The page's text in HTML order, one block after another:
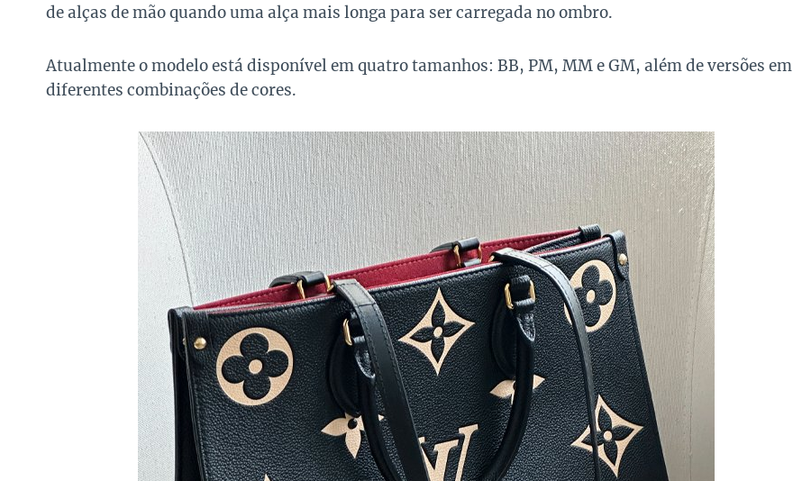
de alças de mão quando uma alça mais longa para ser carregada no ombro.
Atualmente o modelo está disponível em quatro tamanhos: BB, PM, MM e GM, além de versões em
diferentes combinações de cores.